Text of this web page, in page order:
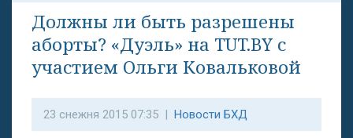
Должны ли быть разрешены
аборты? «Дуэль» на TUT.BY с
участием Ольги Ковальковой
23 снежня 2015 07:35 | Новости БХД